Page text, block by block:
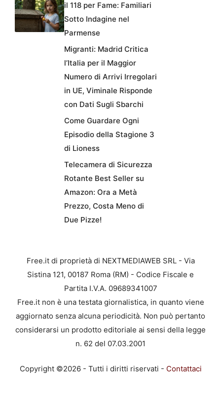
il 118 per Fame: Familiari
Sotto Indagine nel
Parmense
Migranti: Madrid Critica
l’Italia per il Maggior
Numero di Arrivi Irregolari
in UE, Viminale Risponde
con Dati Sugli Sbarchi
Come Guardare Ogni
Episodio della Stagione 3
di Lioness
Telecamera di Sicurezza
Rotante Best Seller su
Amazon: Ora a Metà
Prezzo, Costa Meno di
Due Pizze!
Free.it di proprietà di NEXTMEDIAWEB SRL - Via
Sistina 121, 00187 Roma (RM) - Codice Fiscale e
Partita I.V.A. 09689341007
Free.it non è una testata giornalistica, in quanto viene
aggiornato senza alcuna periodicità. Non può pertanto
considerarsi un prodotto editoriale ai sensi della legge
n. 62 del 07.03.2001
Copyright ©2026 - Tutti i diritti riservati - Contattaci